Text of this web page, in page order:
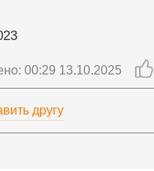
00:29 13.10.2025
другу